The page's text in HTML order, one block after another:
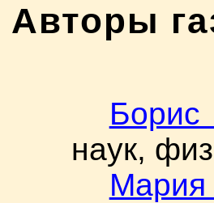
Авторы
Борис
наук,
Мария